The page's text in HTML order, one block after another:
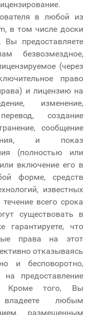
в любой из
в том числе доски
предоставляете
безвозмездное,
(через
право
и лицензию на
изменение,
создание
сообщение
и показ
(полностью или
включение его в
форме, средств
известных
всего срока
существовать в
что
права на этот
отказываясь
и бесповоротно,
предоставление
Кроме того, Вы
любым
размещенным